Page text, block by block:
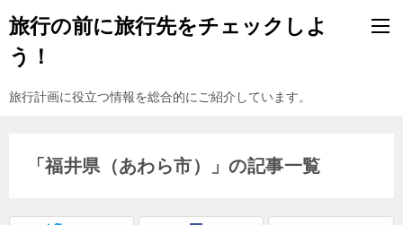
旅行の前に旅行先をチェックしよ
う！
旅行計画に役立つ情報を総合的にご紹介しています。
「福井県（あわら市）」の記事一覧